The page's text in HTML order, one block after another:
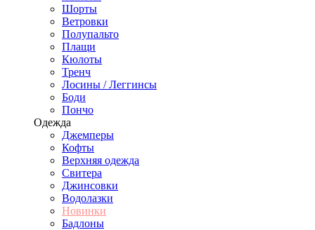
Шорты
Ветровки
Полупальто
Плащи
Кюлоты
Тренч
Лосины / Леггинсы
Боди
Пончо
Одежда
Джемперы
Кофты
Верхняя одежда
Свитера
Джинсовки
Водолазки
Новинки
Бадлоны